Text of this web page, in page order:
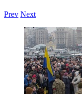
Prev Next